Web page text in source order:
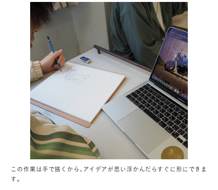
この作業は手で描くから、アイデアが思い浮かんだらすぐに形にできま
す。